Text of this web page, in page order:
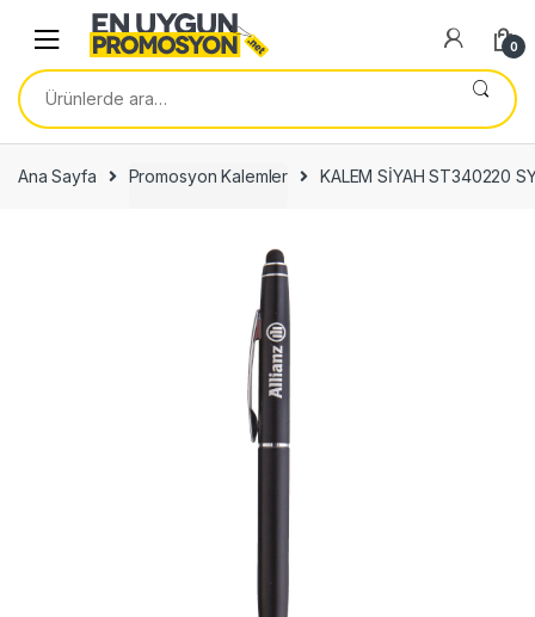
navigation
content
0
Ara:
Ana Sayfa Promosyon Kalemler KALEM SİYAH ST340220